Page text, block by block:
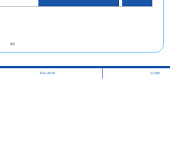
第页
联系pg电玩城
站点地图